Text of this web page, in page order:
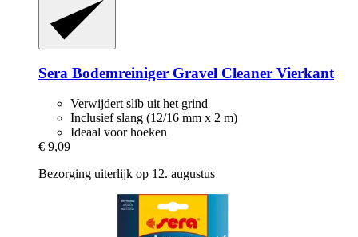
Sera Bodemreiniger Gravel Cleaner Vierkant
Verwijdert slib uit het grind
Inclusief slang (12/16 mm x 2 m)
Ideaal voor hoeken
€ 9,09
Bezorging uiterlijk op 12. augustus